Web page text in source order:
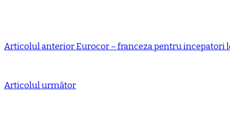
Articolul anteriorEurocor – franceza pentru incepatori
Articolul următor